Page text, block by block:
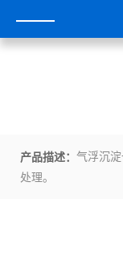
产品描述： 气浮沉
处理。